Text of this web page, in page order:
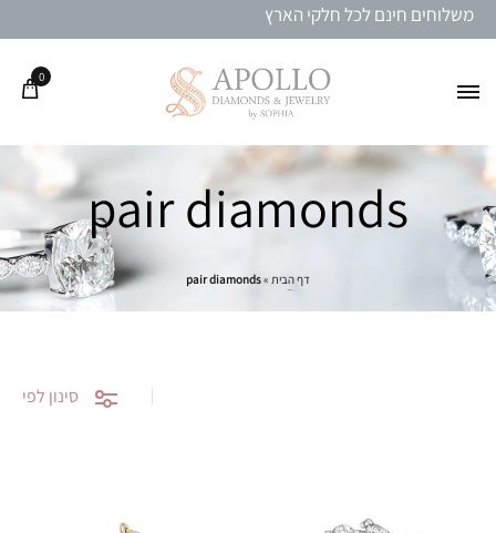
משלוחים חינם לכל חלקי הארץ
0
pair diamonds
דף הבית »
pair diamonds
סינון לפי